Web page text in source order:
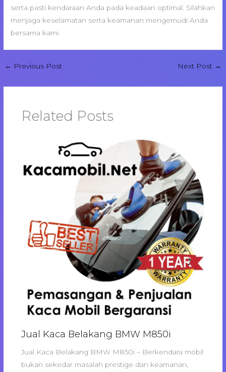
serta pasti kendaraan Anda pada keadaan optimal. Silahkan
menjaga keselamatan serta keamanan mengemudi Anda
bersama kami.
← Previous Post Next Post →
Related Posts
Jual Kaca Belakang BMW M850i
Jual Kaca Belakang BMW M850i – Berkendara mobil
bukan sekedar masalah prestige dan keamanan,